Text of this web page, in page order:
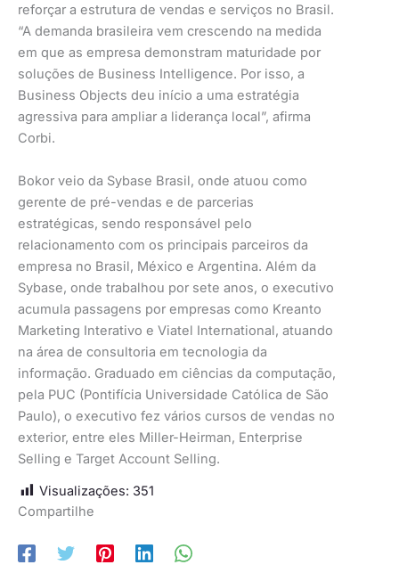
reforçar a estrutura de vendas e serviços no Brasil.
“A demanda brasileira vem crescendo na medida
em que as empresa demonstram maturidade por
soluções de Business Intelligence. Por isso, a
Business Objects deu início a uma estratégia
agressiva para ampliar a liderança local”, afirma
Corbi.
Bokor veio da Sybase Brasil, onde atuou como
gerente de pré-vendas e de parcerias
estratégicas, sendo responsável pelo
relacionamento com os principais parceiros da
empresa no Brasil, México e Argentina. Além da
Sybase, onde trabalhou por sete anos, o executivo
acumula passagens por empresas como Kreanto
Marketing Interativo e Viatel International, atuando
na área de consultoria em tecnologia da
informação. Graduado em ciências da computação,
pela PUC (Pontifícia Universidade Católica de São
Paulo), o executivo fez vários cursos de vendas no
exterior, entre eles Miller-Heirman, Enterprise
Selling e Target Account Selling.
Visualizações: 351
Compartilhe